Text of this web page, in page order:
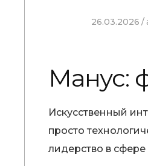
26.03.2026
Манус:
Искусственный
просто
лидерство в